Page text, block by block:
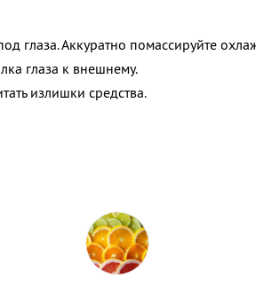
глаза. Аккуратно помассируйте
глаза к внешнему.
излишки средства.